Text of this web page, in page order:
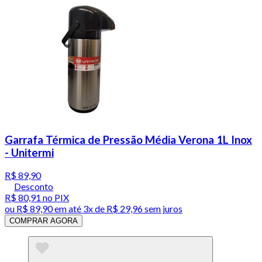
Garrafa Térmica de Pressão Média Verona 1L Inox
- Unitermi
R$ 89,90
Desconto
R$ 80,91 no PIX
ou R$ 89,90em até 3x de R$ 29,96 sem juros
COMPRAR AGORA